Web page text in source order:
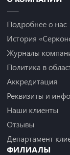
Подробнее о нас
История
Журналы
Политика в
Аккредитация
Реквизиты и
Наши клиенты
Отзывы
Департамент
ФИЛИАЛЫ